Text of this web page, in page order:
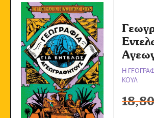
Η
ΚΟΥΛ
18,80